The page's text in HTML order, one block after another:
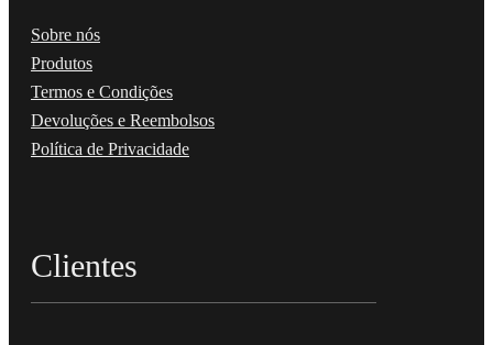
Sobre nós
Produtos
Termos e Condições
Devoluções e Reembolsos
Política de Privacidade
Clientes